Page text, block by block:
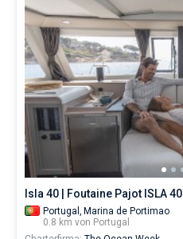
Isla 40 | Foutaine Pajot ISLA 40
Portugal, Marina de Portimao
0.8 km von Portugal